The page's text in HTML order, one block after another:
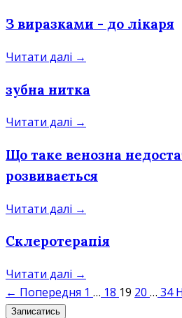
З виразками - до лікаря
Читати далі →
зубна нитка
Читати далі →
Що таке венозна
розвивається
Читати далі →
Склеротерапія
Читати далі →
← Попередня 1 … 18 19 20 … 34
Записатись